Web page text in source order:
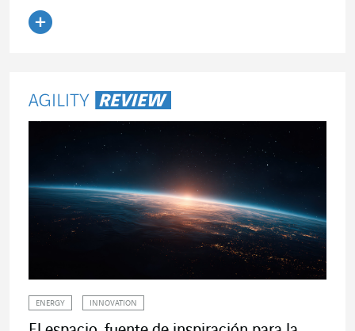
ENERGY INNOVATION